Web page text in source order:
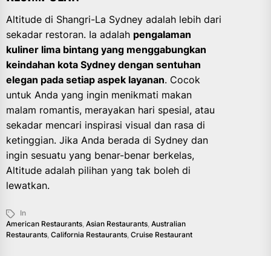
Altitude di Shangri-La Sydney adalah lebih dari
sekadar restoran. Ia adalah pengalaman
kuliner lima bintang yang menggabungkan
keindahan kota Sydney dengan sentuhan
elegan pada setiap aspek layanan. Cocok
untuk Anda yang ingin menikmati makan
malam romantis, merayakan hari spesial, atau
sekadar mencari inspirasi visual dan rasa di
ketinggian. Jika Anda berada di Sydney dan
ingin sesuatu yang benar-benar berkelas,
Altitude adalah pilihan yang tak boleh di
lewatkan.
In
American Restaurants, Asian Restaurants, Australian
Restaurants, California Restaurants, Cruise Restaurant